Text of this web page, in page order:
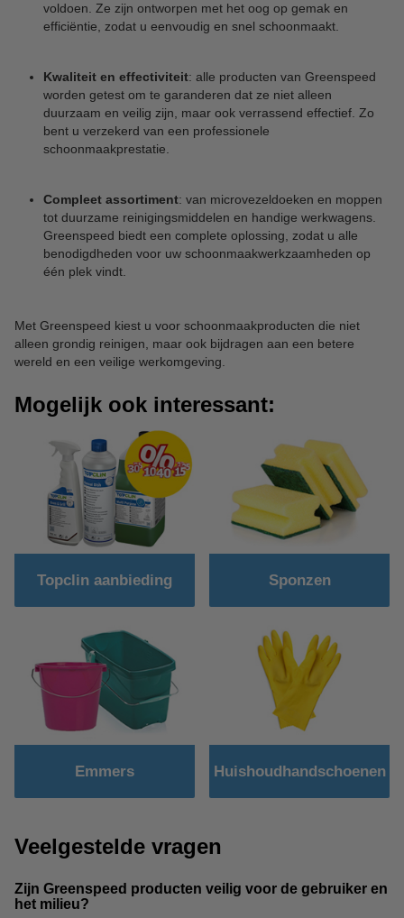
voldoen. Ze zijn ontworpen met het oog op gemak en
efficiëntie, zodat u eenvoudig en snel schoonmaakt.
Kwaliteit en effectiviteit: alle producten van Greenspeed
worden getest om te garanderen dat ze niet alleen
duurzaam en veilig zijn, maar ook verrassend effectief. Zo
bent u verzekerd van een professionele
schoonmaakprestatie.
Compleet assortiment: van microvezeldoeken en moppen
tot duurzame reinigingsmiddelen en handige werkwagens.
Greenspeed biedt een complete oplossing, zodat u alle
benodigdheden voor uw schoonmaakwerkzaamheden op
één plek vindt.
Met Greenspeed kiest u voor schoonmaakproducten die niet
alleen grondig reinigen, maar ook bijdragen aan een betere
wereld en een veilige werkomgeving.
Mogelijk ook interessant:
Topclin aanbieding Sponzen
Emmers Huishoudhandschoenen
Veelgestelde vragen
Zijn Greenspeed producten veilig voor de gebruiker en
het milieu?